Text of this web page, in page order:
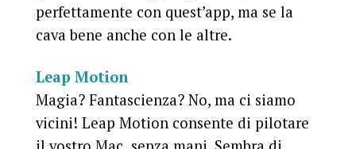
perfettamente con quest’app, ma se la
cava bene anche con le altre.
Leap Motion
Magia? Fantascienza? No, ma ci siamo
vicini! Leap Motion consente di pilotare